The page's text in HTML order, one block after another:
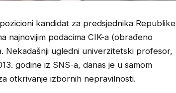
kandidat za predsjednika Republike
najnovijim podacima CIK-a (obrađeno
Nekadašnji ugledni univerzitetski profesor,
godine iz SNS-a, danas je u samom
otkrivanje izbornih nepravilnosti.